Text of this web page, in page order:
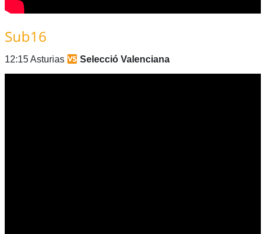
Sub16
12:15 Asturias Selecció Valenciana